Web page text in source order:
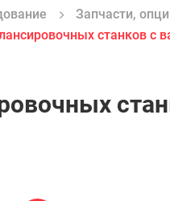
Запчасти,
станков с